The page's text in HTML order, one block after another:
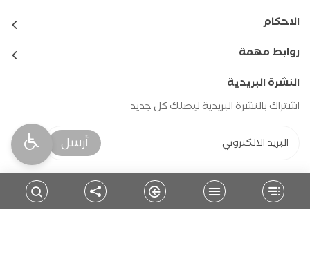
الاحكام
روابط مهمة
النشرة البريدية
اشتراك بالنشرة البريدية ليصلك كل جديد
أرسل
حمل التطبيق